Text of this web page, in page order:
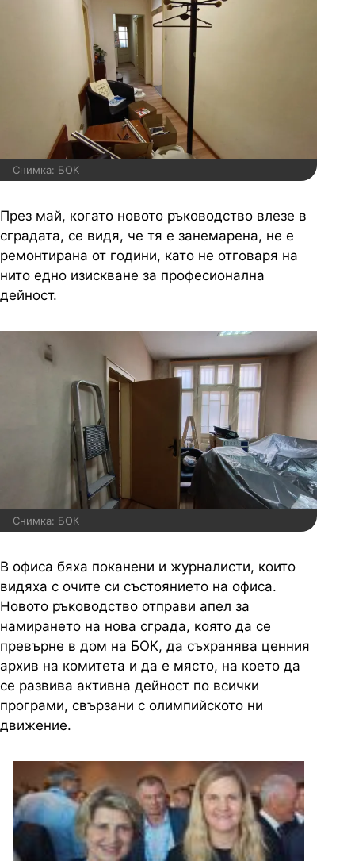
Снимка: БОК
През май, когато новото ръководство влезе в
сградата, се видя, че тя е занемарена, не е
ремонтирана от години, като не отговаря на
нито едно изискване за професионална
дейност.
Снимка: БОК
В офиса бяха поканени и журналисти, които
видяха с очите си състоянието на офиса.
Новото ръководство отправи апел за
намирането на нова сграда, която да се
превърне в дом на БОК, да съхранява ценния
архив на комитета и да е място, на коeто да
се развива активна дейност по всички
програми, свързани с олимпийското ни
движение.